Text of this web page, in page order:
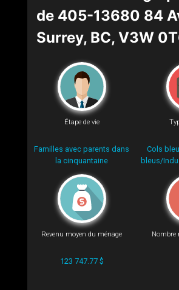
de 405-13680 84
Surrey, BC, V3W
Étape de vie
Familles avec parents dans
la cinquantaine
Cols
bleus/
Revenu moyen du ménage
123 747.77 $
Nombre